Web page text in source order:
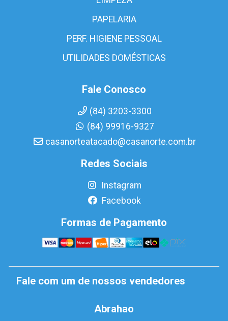
PAPELARIA
PERF. HIGIENE PESSOAL
UTILIDADES DOMÉSTICAS
Fale Conosco
(84) 3203-3300
(84) 99916-9327
casanorteatacado@casanorte.com.br
Redes Sociais
Instagram
Facebook
Formas de Pagamento
Fale com um de nossos vendedores
Abrahao